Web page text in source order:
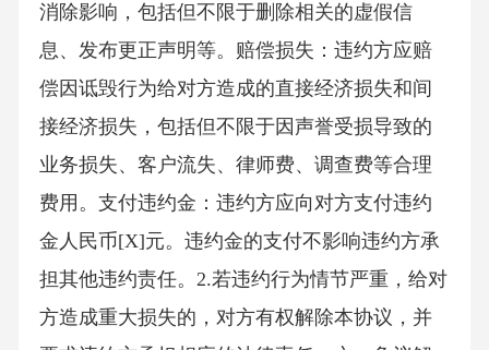
消除影响，包括但不限于删除相关的虚假信
息、发布更正声明等。赔偿损失：违约方应赔
偿因诋毁行为给对方造成的直接经济损失和间
接经济损失，包括但不限于因声誉受损导致的
业务损失、客户流失、律师费、调查费等合理
费用。支付违约金：违约方应向对方支付违约
金人民币[X]元。违约金的支付不影响违约方承
担其他违约责任。2.若违约行为情节严重，给对
方造成重大损失的，对方有权解除本协议，并